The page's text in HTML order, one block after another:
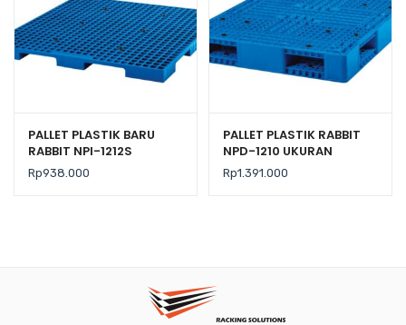
PALLET PLASTIK BARU
RABBIT NPI-1212S
UKURAN 120x120x7,5 CM
FLOORING ONLY
Rp938.000
PALLET PLASTIK RABBIT
NPD-1210 UKURAN
120x100x15 CM
Rp1.391.000